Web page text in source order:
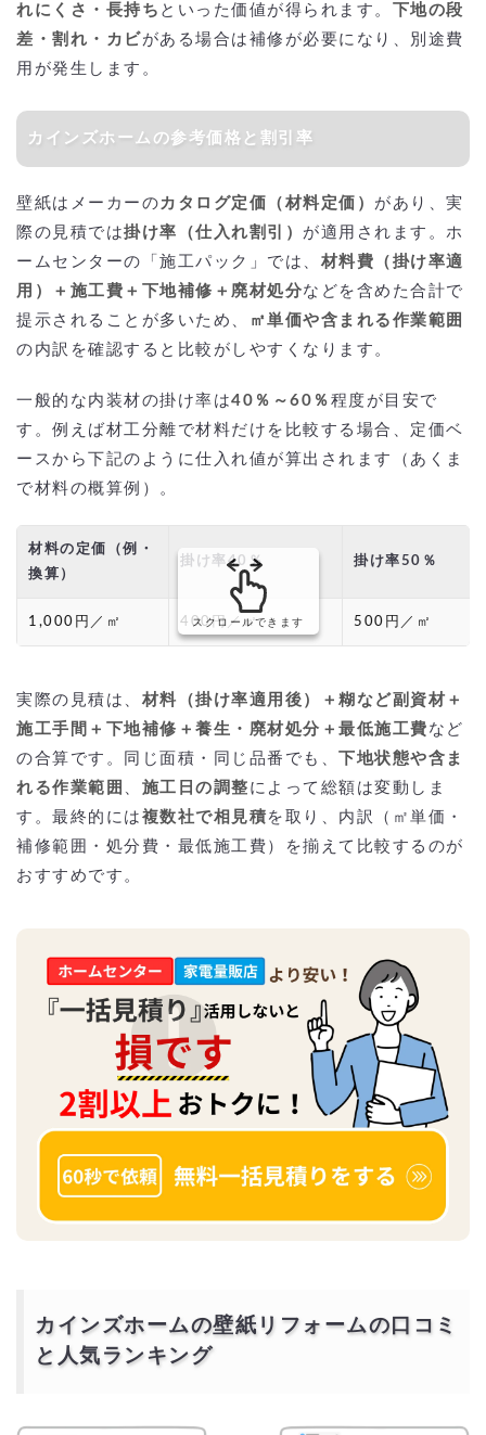
れにくさ・長持ち といった価値が得られます。
下地の段
差・割れ・カビ がある場合は補修が必要になり、別途費
用が発生します。
カインズホームの参考価格と割引率
壁紙はメーカーの カタログ定価（材料定価） があり、実
際の見積では掛け率（仕入れ割引） が適用されます。ホ
ームセンターの「施工パック」では、 材料費（掛け率適
用）＋施工費＋下地補修＋廃材処分などを含めた合計で
提示されることが多いため、
㎡単価や含まれる作業範囲
の内訳を確認すると比較がしやすくなります。
一般的な内装材の掛け率は40％～60％ 程度が目安で
す。例えば材工分離で材料だけを比較する場合、定価ベ
ースから下記のように仕入れ値が算出されます（あくま
で材料の概算例）。
材料の定価（例・
換算）
掛け率40％ 掛け率50％
1,000円／㎡ 400円／㎡ 500円／㎡
スクロールできます
実際の見積は、 材料（掛け率適用後）＋糊など副資材＋
施工手間＋下地補修＋養生・廃材処分＋最低施工費 など
の合算です。同じ面積・同じ品番でも、
下地状態や含ま
れる作業範囲
施工日の調整 によって総額は変動しま
す。最終的には 複数社で相見積 を取り、内訳（㎡単価・
補修範囲・処分費・最低施工費）を揃えて比較するのが
おすすめです。
カインズホームの壁紙リフォームの口コミ
と人気ランキング